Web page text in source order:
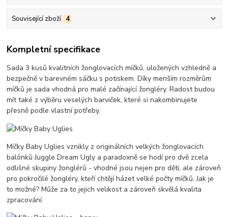
Související zboží 4
Kompletní specifikace
Sada 3 kusů kvalitních žonglovacích míčků, uložených vzhledně a
bezpečně v barevném sáčku s potiskem. Díky menším rozměrům
míčků je sada vhodná pro malé začínající žongléry. Radost budou
mít také z výběru veselých barviček, které si nakombinujete
přesně podle vlastní potřeby.
Míčky Baby Uglies vznikly z originálních velkých žonglovacích
balónků Juggle Dream Ugly a paradoxně se hodí pro dvě zcela
odlišné skupiny žonglérů - vhodné jsou nejen pro děti, ale zároveň
pro pokročilé žongléry, kteří chtějí házet velké počty míčků. Jak je
to možné? Může za to jejich velikost a zároveň skvělá kvalita
zpracování.